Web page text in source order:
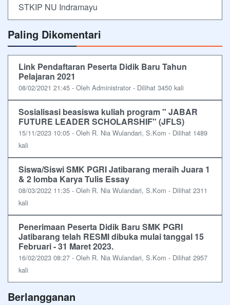
STKIP NU Indramayu
Paling Dikomentari
Link Pendaftaran Peserta Didik Baru Tahun
Pelajaran 2021
08/02/2021 21:45 - Oleh Administrator - Dilihat 3450 kali
Sosialisasi beasiswa kuliah program " JABAR
FUTURE LEADER SCHOLARSHIF" (JFLS)
15/11/2023 10:05 - Oleh R. Nia Wulandari, S.Kom - Dilihat 1489
kali
Siswa/Siswi SMK PGRI Jatibarang meraih Juara 1
& 2 lomba Karya Tulis Essay
08/03/2022 11:35 - Oleh R. Nia Wulandari, S.Kom - Dilihat 2311
kali
Penerimaan Peserta Didik Baru SMK PGRI
Jatibarang telah RESMI dibuka mulai tanggal 15
Februari - 31 Maret 2023.
16/02/2023 08:27 - Oleh R. Nia Wulandari, S.Kom - Dilihat 2957
kali
Berlangganan